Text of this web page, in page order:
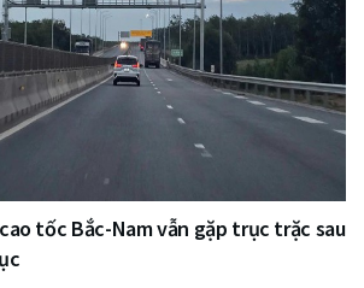
tốc Bắc-Nam vẫn gặp trục trặc sau